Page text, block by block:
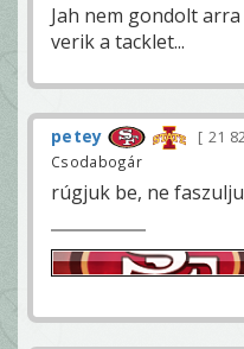
Jah nem gondolt
verik a tacklet...
petey 21
Csodabogár
rúgjuk be, ne